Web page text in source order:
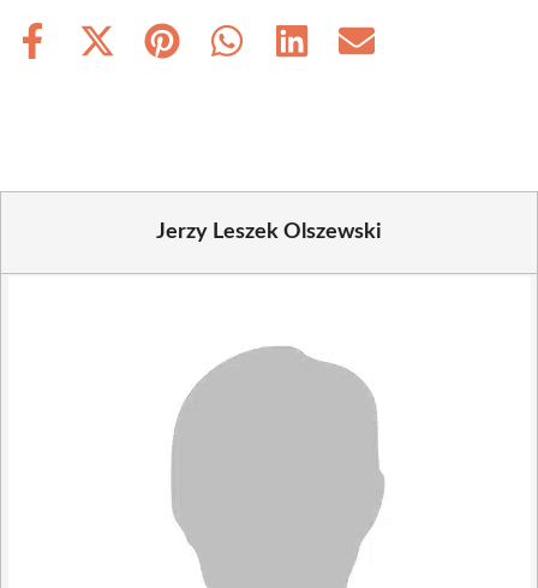
Share
Share
Share
Share
Share
Share
Jerzy Leszek Olszewski